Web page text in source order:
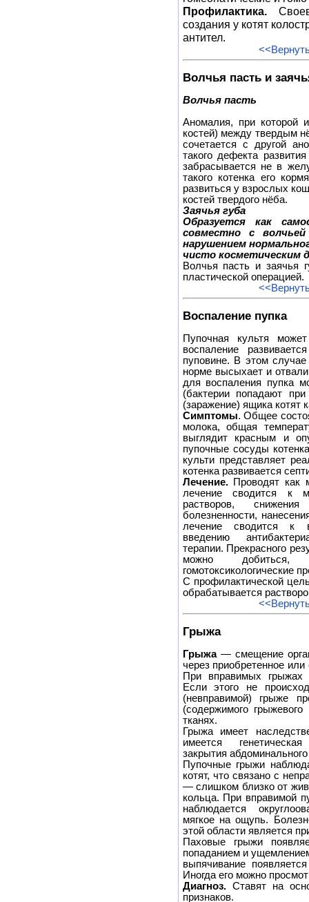
Профилактика.
создания у котят
антител.
Волчья пасть и
Волчья пасть
Аномалия, при которой
костей) между твердым
сочетается с другой
такого дефекта
забрасывается не в
такого котенка его
развиться у взрослых
костей твердого нёба.
Заячья губа
Образуется как
совместно с
нарушением
чисто косметическим
Волчья пасть и заячья
пластической операцией.
Воспаление пупка
Пупочная культя
воспаление
пуповине. В этом случае
норме высыхает и
для воспаления пупка
(бактерии попадают
(заражение) ящика котят
Симптомы. Общее
молока, общая
выглядит красным и
пупочные сосуды
культи представляет
котенка развивается
Лечение.Проводят как
лечение сводится к
растворов,
болезненности,
лечение сводится к
введению
терапии. Прекрасного
можно добиться,
гомотоксикологические
С профилактической
обрабатывается
Грыжа
Грыжа— смещение
через приобретенное
При вправимых грыжах
Если этого не
(невправимой) грыже
(содержимого
тканях.
Грыжа имеет
имеется
закрытия
Пупочные грыжи
котят, что связано с
— слишком близко от
кольца. При вправимой
наблюдается
мягкое на ощупь.
этой области является
Паховые грыжи
попаданием и
выпячивание
Иногда его можно
Диагноз.Ставят на
признаков.